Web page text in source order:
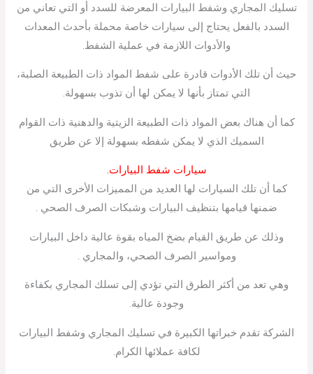
تسليك المجاري وشفط البيارات المعرضة للسدد أو التي تعاني من
السدد بالفعل يحتاج إلى سيارات خاصة محملة بأحدث المعدات
والأدوات اللازمة في عملية الشفط.
حيث أن تلك الأدوات قادرة على شفط المواد ذات الطبيعة الصلبة،
التي تمتاز بأنها لا يمكن لها أن تذوب بسهولة.
كما أن هناك بعض المواد ذات الطبيعة الزيتية والدهنية ذات القوام
السميك الذي لا يمكن شفطه بسهولة إلا عن طريق
سيارات شفط البيارات.
كما أن تلك السيارات لها العديد من المميزات الأخرى التي من
ضمنها قيامها بتنظيف البيارات وشبكات الصرف الصحي .
وذلك عن طريق القيام بضخ المياه بقوة عالية داخل البيارات
ومواسير الصرف الصحي، والمجاري .
وهي تعد من أكثر الطرق التي تؤدي إلى تسلك المجاري بكفاءة
وجودة عالية.
الشركة تقدم خبراتها الكبيرة في تسليك المجاري وشفط البيارات
لكافة عملائها الكرام.